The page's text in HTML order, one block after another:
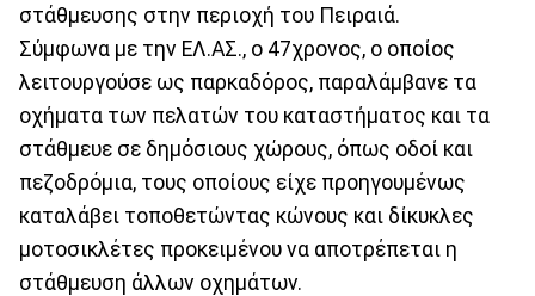
στάθμευσης στην περιοχή του Πειραιά.
Σύμφωνα με την ΕΛ.ΑΣ., ο 47χρονος, ο οποίος
λειτουργούσε ως παρκαδόρος, παραλάμβανε τα
οχήματα των πελατών του καταστήματος και τα
στάθμευε σε δημόσιους χώρους, όπως οδοί και
πεζοδρόμια, τους οποίους είχε προηγουμένως
καταλάβει τοποθετώντας κώνους και δίκυκλες
μοτοσικλέτες προκειμένου να αποτρέπεται η
στάθμευση άλλων οχημάτων.